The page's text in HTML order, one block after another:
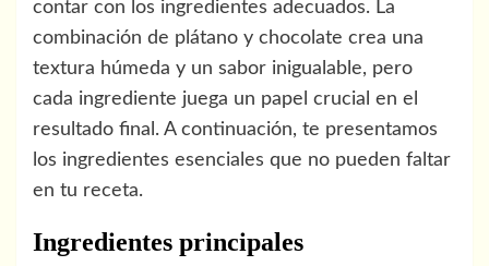
contar con los ingredientes adecuados. La
combinación de plátano y chocolate crea una
textura húmeda y un sabor inigualable, pero
cada ingrediente juega un papel crucial en el
resultado final. A continuación, te presentamos
los ingredientes esenciales que no pueden faltar
en tu receta.
Ingredientes principales